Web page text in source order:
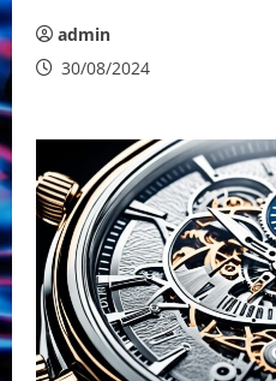
admin
30/08/2024